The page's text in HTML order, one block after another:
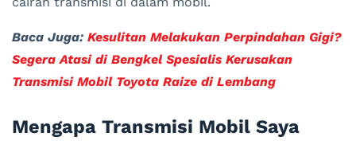
Baca Juga: Kesulitan Melakukan Perpindahan Gigi?
Segera Atasi di Bengkel Spesialis Kerusakan
Transmisi Mobil Toyota Raize di Lembang
Mengapa Transmisi Mobil Saya